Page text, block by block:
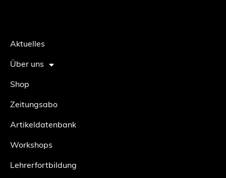
Aktuelles
Über uns
Shop
Zeitungsabo
Artikeldatenbank
Workshops
Lehrerfortbildung